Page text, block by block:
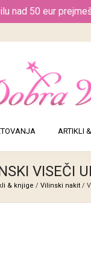
nad 50 eur
ARTIKLI
VISEČI
& knjige / Vilinski nakit/